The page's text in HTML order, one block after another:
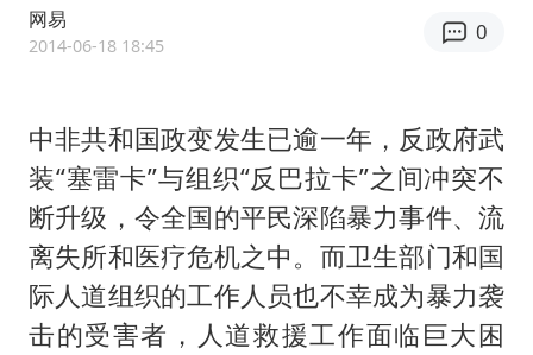
1岁宝宝碰坏纸巾盒 宝妈被索赔924元
女子开一天一夜空调后二氧化碳中毒
97岁英国奶奶飞上天再破吉尼斯纪录
“空调24小时开着更省电”不实
“不建议大家买深色蛋糕”
网易
2014-06-18 18:45
0
中非共和国政变发生已逾一年，反政府武
装“塞雷卡”与组织“反巴拉卡”之间冲突不
断升级，令全国的平民深陷暴力事件、流
离失所和医疗危机之中。而卫生部门和国
际人道组织的工作人员也不幸成为暴力袭
击的受害者，人道救援工作面临巨大困